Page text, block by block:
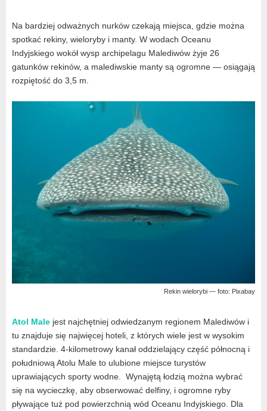
Na bardziej odważnych nurków czekają miejsca, gdzie można
spotkać rekiny, wieloryby i manty. W wodach Oceanu
Indyjskiego wokół wysp archipelagu Malediwów żyje 26
gatunków rekinów, a malediwskie manty są ogromne — osiągają
rozpiętość do 3,5 m.
Rekin wielorybi — foto: Pixabay
Atol Male jest najchętniej odwiedzanym regionem Malediwów i
tu znajduje się najwięcej hoteli, z których wiele jest w wysokim
standardzie. 4-kilometrowy kanał oddzielający część północną i
południową Atolu Male to ulubione miejsce turystów
uprawiających sporty wodne. Wynajętą łodzią można wybrać
się na wycieczkę, aby obserwować delfiny, i ogromne ryby
pływające tuż pod powierzchnią wód Oceanu Indyjskiego. Dla